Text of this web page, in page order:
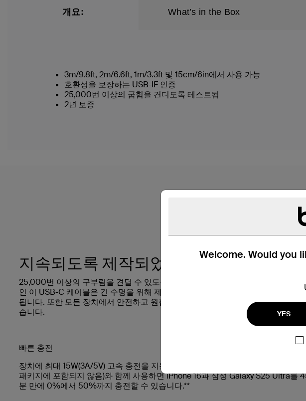
Welcome. Would you
YES
개요: What’s in the Box
3m/9.8ft, 2m/6.6ft, 1m/3.3ft 및 15cm/6in에서 사용 가능
호환성을 보장하는 USB-IF 인증
25,000번 이상의 굽힘을 견디도록 테스트됨
2년 보증
지속되도록 제작되었습니다
25,000번 이상의 구부림을 견딜 수 있도록 테스트를 거친 내구성이 뛰어난 케이
인 이 USB-C 케이블은 긴 수명을 위해 제작되었으며 모든 표준 USB-A 포트와 호
됩니다. 또한 모든 장치에서 안전하고 원활한 성능을 발휘하도록 USB-IF 인증을
습니다.
빠른 충전
장치에 최대 15W(3A/5V) 고속 충전을 지원합니다. 18W 이상의 USB-C PD 충전기(
패키지에 포함되지 않음)와 함께 사용하면 iPhone 16과 삼성 Galaxy S25 Ultra를
분 만에 0%에서 50%까지 충전할 수 있습니다.**